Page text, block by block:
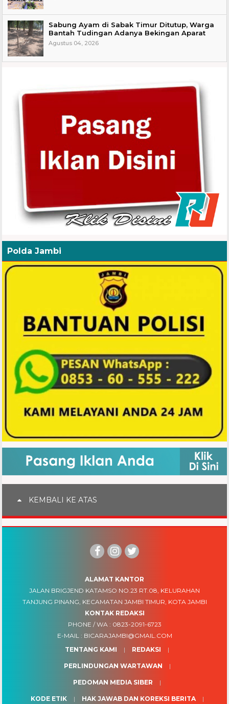
Sabung Ayam di Sabak Timur Ditutup, Warga
Bantah Tudingan Adanya Bekingan Aparat
Agustus 04, 2026
Polda Jambi
KEMBALI KE ATAS
ALAMAT KANTOR
JALAN BRIGJEND KATAMSO NO.23 RT.08, KELURAHAN
TANJUNG PINANG, KECAMATAN JAMBI TIMUR, KOTA JAMBI
KONTAK REDAKSI
PHONE / WA : 0823-2091-6723
E-MAIL : BICARAJAMBI@GMAIL.COM
TENTANG KAMI
REDAKSI
PERLINDUNGAN WARTAWAN
PEDOMAN MEDIA SIBER
KODE ETIK HAK JAWAB DAN KOREKSI BERITA